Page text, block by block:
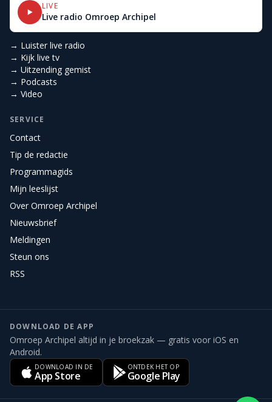
LIVE
Live radio Omroep Archipel
→ Luister live radio
→ Kijk live tv
→ Uitzending gemist
→ Podcasts
→ Video
SERVICE
Contact
Tip de redactie
Programmagids
Mijn leeslijst
Over Omroep Archipel
Nieuwsbrief
Meldingen
Steun ons
RSS
DOWNLOAD DE APP
Omroep Archipel altijd in je broekzak — gratis voor iOS en
Android.
DOWNLOAD IN DE
App Store
ONTDEK HET OP
Google Play